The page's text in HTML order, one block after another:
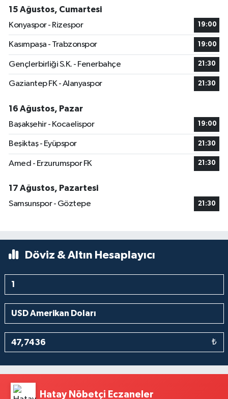
15 Ağustos, Cumartesi
Konyaspor - Rizespor
19:00
Kasımpaşa - Trabzonspor 19:00
Gençlerbirliği S.K. - Fenerbahçe 21:30
Gaziantep FK - Alanyaspor 21:30
16 Ağustos, Pazar
Başakşehir - Kocaelispor
19:00
Beşiktaş - Eyüpspor 21:30
Amed - Erzurumspor FK 21:30
17 Ağustos, Pazartesi
Samsunspor - Göztepe
21:30
Döviz & Altın Hesaplayıcı
₺
Hatay Nöbetçi Eczaneler